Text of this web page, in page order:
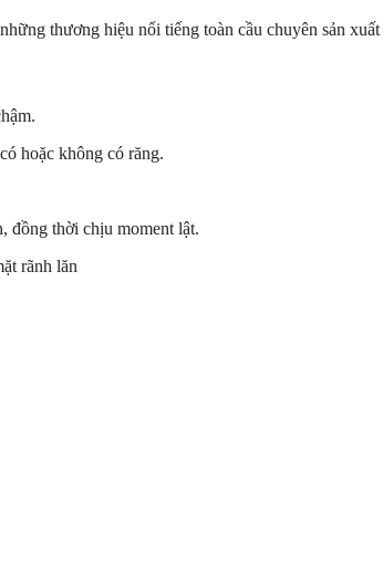
thương hiệu nổi tiếng toàn cầu chuyên sản xuất
hoặc không có răng.
đồng thời chịu moment lật.
rãnh lăn